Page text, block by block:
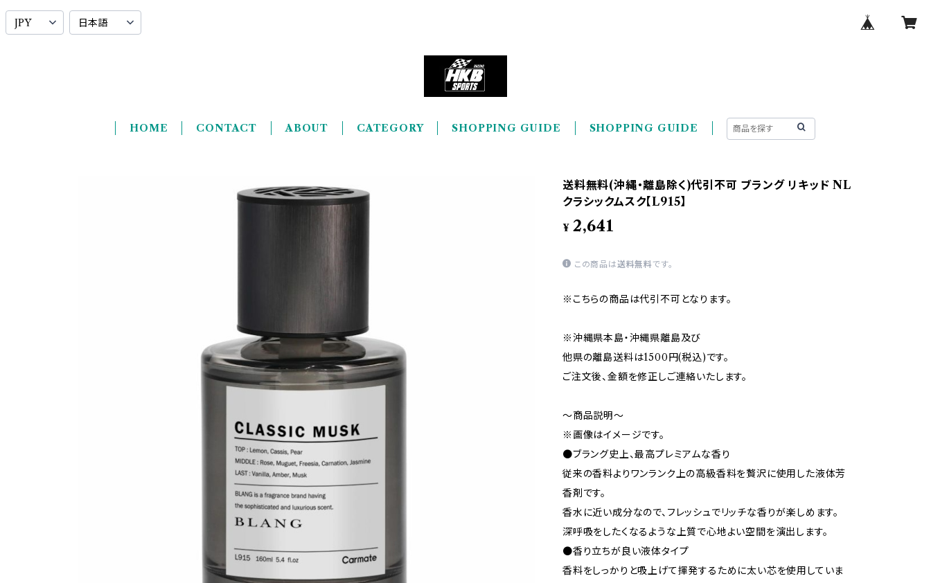
HOME CONTACT ABOUT CATEGORY SHOPPING GUIDE SHOPPING GUIDE
送料無料(沖縄・離島除く)代引不可 ブラング リキッド NL
クラシックムスク【L915】
¥ 2,641
この商品は送料無料です。
※こちらの商品は代引不可となります。
※沖縄県本島・沖縄県離島及び
他県の離島送料は1500円(税込)です。
ご注文後、金額を修正しご連絡いたします。
～商品説明～
※画像はイメージです。
●ブラング史上、最高プレミアムな香り
従来の香料よりワンランク上の高級香料を贅沢に使用した液体芳
香剤です。
香水に近い成分なので、フレッシュでリッチな香りが楽しめます。
深呼吸をしたくなるような上質で心地よい空間を演出します。
●香り立ちが良い液体タイプ
香料をしっかりと吸上げて揮発するために太い芯を使用していま